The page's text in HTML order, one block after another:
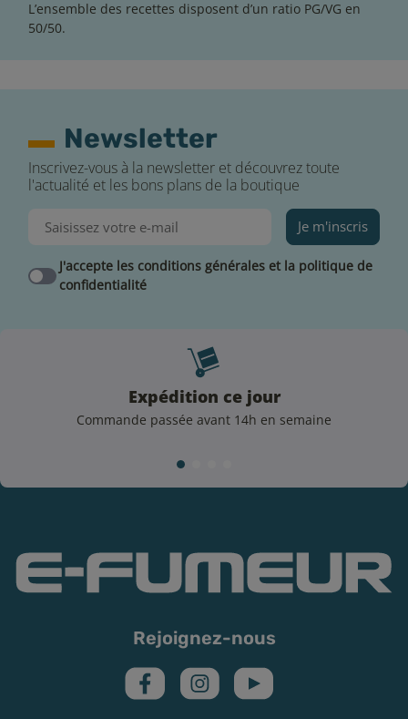
L’ensemble des recettes disposent d’un ratio PG/VG en
50/50.
Newsletter
Inscrivez-vous à la newsletter et découvrez toute
l'actualité et les bons plans de la boutique
Je m'inscris
J'accepte les conditions générales et la politique de
confidentialité
Expédition ce jour
Commande passée avant 14h en semaine
Rejoignez-nous